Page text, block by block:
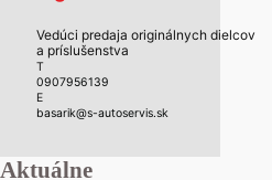
Vedúci predaja originálnych dielcov
a príslušenstva
T
0907956139
E
basarik@s-autoservis.sk
Aktuálne